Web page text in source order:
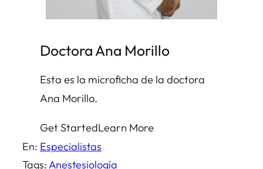
Doctora Ana Morillo
Esta es la microficha de la doctora
Ana Morillo.
Get StartedLearn More
En: Especialistas
Tags:Anestesiología